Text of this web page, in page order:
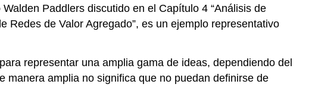
Paddlers discutido en el Capítulo 4 “Análisis de
Redes de Valor Agregado”, es un ejemplo representativo
representar una amplia gama de ideas, dependiendo del
manera amplia no significa que no puedan definirse de